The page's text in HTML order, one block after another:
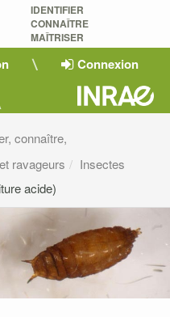
IDENTIFIER
CONNAÎTRE
MAÎTRISER
Connexion
connaître,
ravageurs
Insectes
acide)